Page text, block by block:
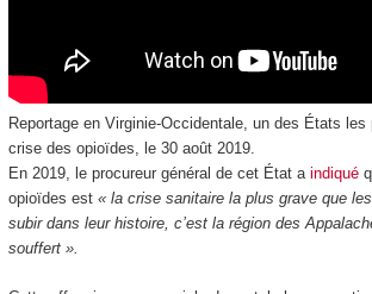
Reportage en Virginie-Occidentale, un des États
crise des opioïdes, le 30 août 2019.
En 2019, le procureur général de cet État a indiqué
opioïdes est « la crise sanitaire la plus grave que
subir dans leur histoire, c’est la région des
souffert ».